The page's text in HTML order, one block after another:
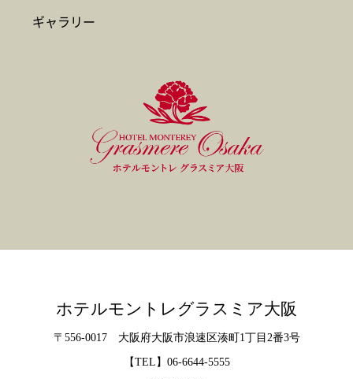
ギャラリー
ホテルモントレグラスミア大阪
〒556-0017 大阪府大阪市浪速区湊町1丁目2番3号
【TEL】 06-6644-5555